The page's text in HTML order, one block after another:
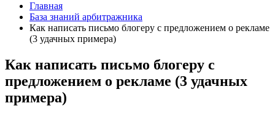
Главная
База знаний арбитражника
Как написать письмо блогеру с предложением о рекламе
(3 удачных примера)
Как написать письмо блогеру с
предложением о рекламе (3 удачных
примера)